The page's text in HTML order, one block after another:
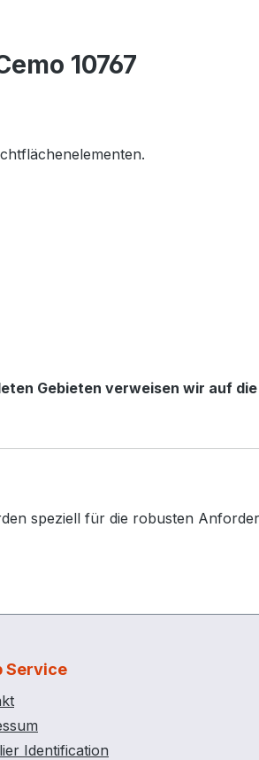
10767
Gebieten verweisen wir auf
speziell für die robusten
Service
Identification